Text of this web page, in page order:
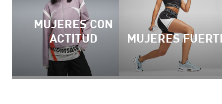
MUJERES CON
ACTITUD
MUJERES